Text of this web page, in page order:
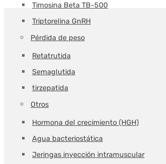
Timosina Beta TB-500
Triptorelina GnRH
Pérdida de peso
Retatrutida
Semaglutida
tirzepatida
Otros
Hormona del crecimiento (HGH)
Agua bacteriostática
Jeringas inyección intramuscular